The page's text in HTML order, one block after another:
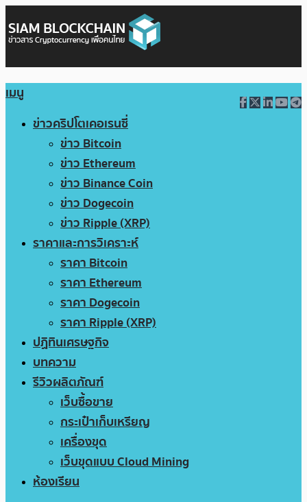
เมนู
ข่าวคริปโตเคอเรนซี่
ข่าว Bitcoin
ข่าว Ethereum
ข่าว Binance Coin
ข่าว Dogecoin
ข่าว Ripple (XRP)
ราคาและการวิเคราะห์
ราคา Bitcoin
ราคา Ethereum
ราคา Dogecoin
ราคา Ripple (XRP)
ปฏิทินเศรษฐกิจ
บทความ
รีวิวผลิตภัณฑ์
เว็บซื้อขาย
กระเป๋าเก็บเหรียญ
เครื่องขุด
เว็บขุดแบบ Cloud Mining
ห้องเรียน